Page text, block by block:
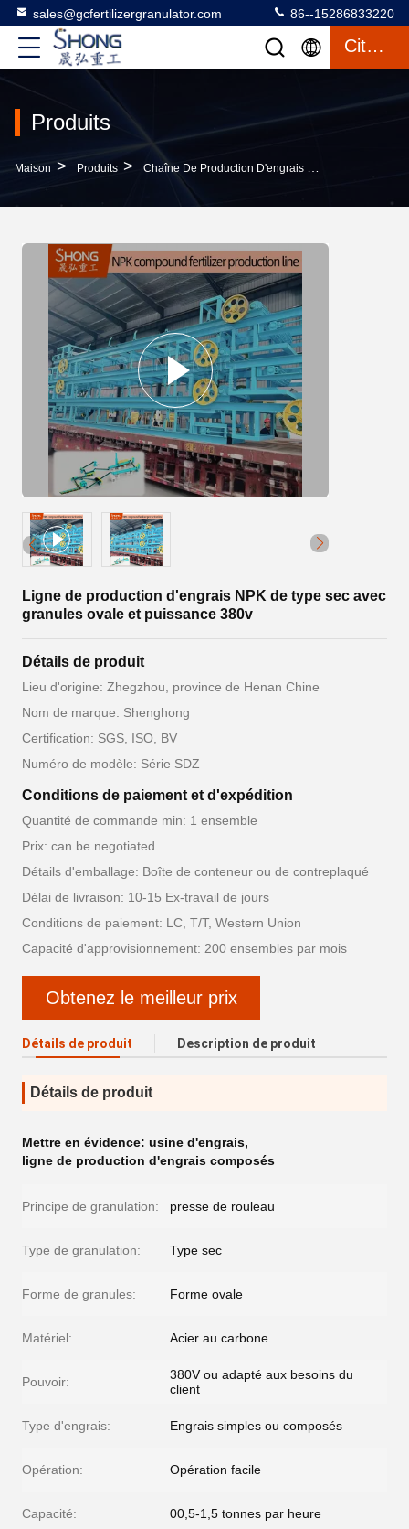
sales@gcfertilizergranulator.com 86--15286833220
Citation
Produits
Maison > Produits > Chaîne De Production D'engrais De NPK
Ligne de production d'engrais NPK de type sec avec
granules ovale et puissance 380v
Détails de produit
Lieu d'origine: Zhegzhou, province de Henan Chine
Nom de marque: Shenghong
Certification: SGS, ISO, BV
Numéro de modèle: Série SDZ
Conditions de paiement et d'expédition
Quantité de commande min: 1 ensemble
Prix: can be negotiated
Détails d'emballage: Boîte de conteneur ou de contreplaqué
Délai de livraison: 10-15 Ex-travail de jours
Conditions de paiement: LC, T/T, Western Union
Capacité d'approvisionnement: 200 ensembles par mois
Obtenez le meilleur prix
Détails de produit Description de produit
Détails de produit
Mettre en évidence: usine d'engrais,
ligne de production d'engrais composés
Principe de granulation: presse de rouleau
Type de granulation: Type sec
Forme de granules: Forme ovale
Matériel: Acier au carbone
Pouvoir:
380V ou adapté aux besoins du
client
Type d'engrais: Engrais simples ou composés
Opération: Opération facile
Capacité: 00,5-1,5 tonnes par heure